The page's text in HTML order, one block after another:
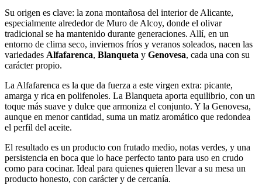
Su origen es clave: la zona montañosa del interior de Alicante,
especialmente alrededor de Muro de Alcoy, donde el olivar
tradicional se ha mantenido durante generaciones. Allí, en un
entorno de clima seco, inviernos fríos y veranos soleados, nacen las
variedades Alfafarenca, Blanqueta y Genovesa, cada una con su
carácter propio.
La Alfafarenca es la que da fuerza a este virgen extra: picante,
amarga y rica en polifenoles. La Blanqueta aporta equilibrio, con un
toque más suave y dulce que armoniza el conjunto. Y la Genovesa,
aunque en menor cantidad, suma un matiz aromático que redondea
el perfil del aceite.
El resultado es un producto con frutado medio, notas verdes, y una
persistencia en boca que lo hace perfecto tanto para uso en crudo
como para cocinar. Ideal para quienes quieren llevar a su mesa un
producto honesto, con carácter y de cercanía.